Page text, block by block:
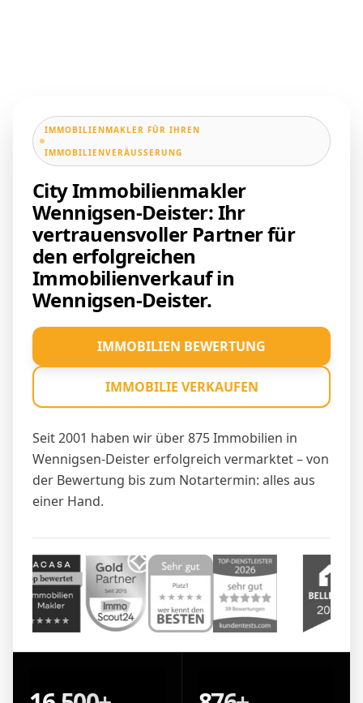
IMMOBILIENMAKLER FÜR IHREN
IMMOBILIENVERÄUSSERUNG
City Immobilienmakler
Wennigsen-Deister: Ihr
vertrauensvoller Partner für
den erfolgreichen
Immobilienverkauf in
Wennigsen-Deister.
Seit 2001 haben wir über 875 Immobilien in
Wennigsen-Deister erfolgreich vermarktet – von
der Bewertung bis zum Notartermin: alles aus
einer Hand.
IMMOBILIEN BEWERTUNG
IMMOBILIE VERKAUFEN